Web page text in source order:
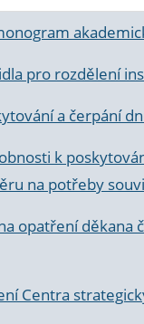
pro rozdělení
a čerpání
k
na potřeby
opatření děkana
Centra